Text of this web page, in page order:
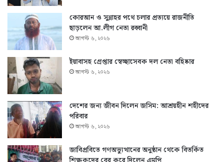
কোরআন ও সুন্নাহর পথে চলার প্রত্যয়ে রাজনীতি
ছাড়লেন আ.লীগ নেতা রব্বানী
আগস্ট ৬, ২০২৬
ইয়াবাসহ গ্রেপ্তার স্বেচ্ছাসেবক দল নেতা বহিষ্কার
আগস্ট ৬, ২০২৬
দেশের জন্য জীবন দিলেন জসিম: আশ্রয়হীন শহীদের
পরিবার
আগস্ট ৬, ২০২৬
জাবিপ্রবিতে গণঅভ্যুত্থানের অনুষ্ঠান থেকে বিতর্কিত